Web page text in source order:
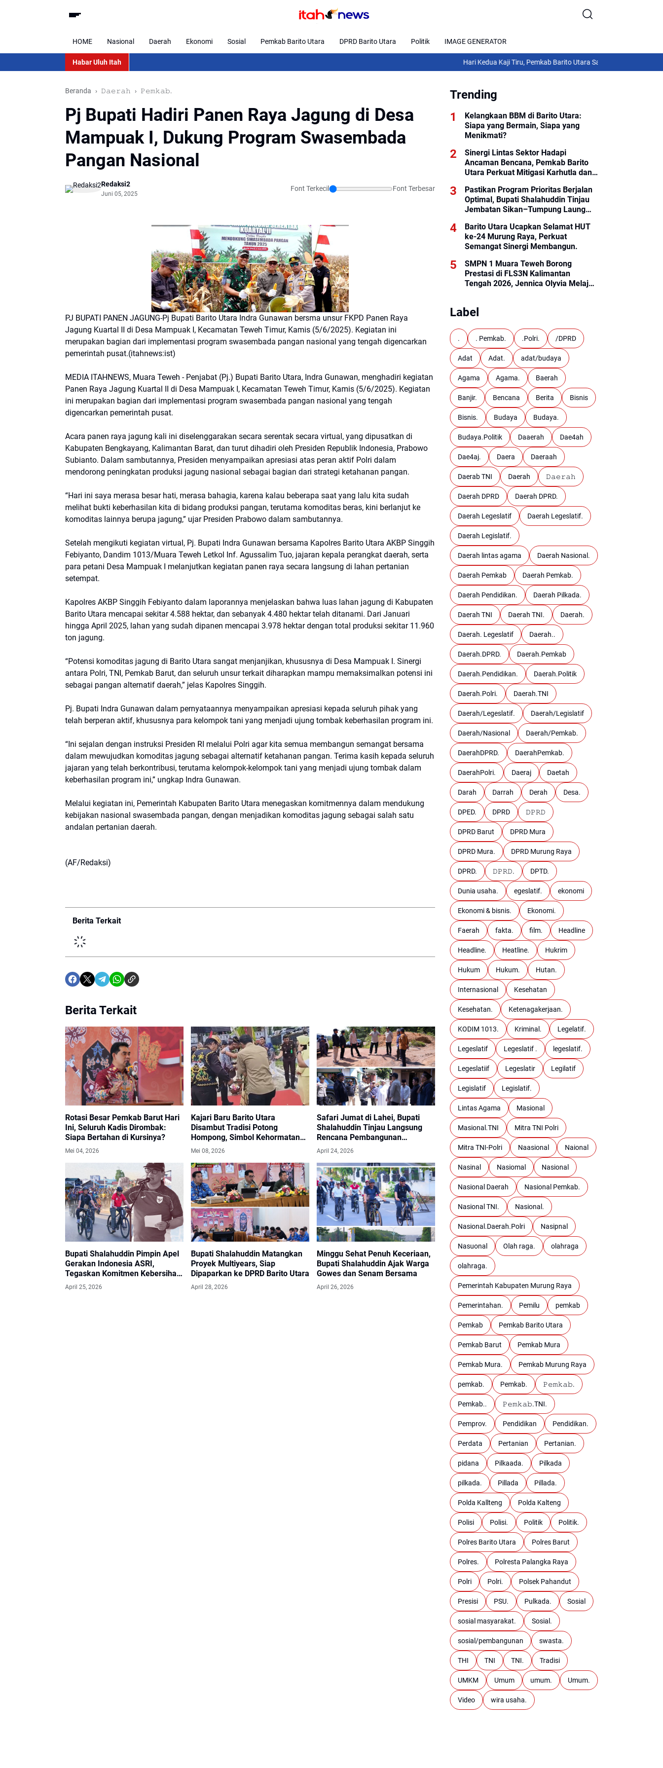
HOME Nasional Daerah Ekonomi Sosial Pemkab Barito Utara DPRD Barito Utara Politik IMAGE GENERATOR
Habar Uluh Itah Hari Kedua Kaji Tiru, Pemkab Barito Utara Sambangi Pemkab Gunung Kidul
Beranda 𝙳𝚊𝚎𝚛𝚊𝚑 𝙿𝚎𝚖𝚔𝚊𝚋.
Pj Bupati Hadiri Panen Raya Jagung di Desa
Mampuak I, Dukung Program Swasembada
Pangan Nasional
Redaksi2
Juni 05, 2025
Font Terkecil Font Terbesar
PJ BUPATI PANEN JAGUNG-Pj Bupati Barito Utara Indra Gunawan bersma unsur FKPD Panen Raya
Jagung Kuartal II di Desa Mampuak I, Kecamatan Teweh Timur, Kamis (5/6/2025). Kegiatan ini
merupakan bagian dari implementasi program swasembada pangan nasional yang tengah digencarkan
pemerintah pusat.(itahnews:ist)
MEDIA ITAHNEWS, Muara Teweh - Penjabat (Pj.) Bupati Barito Utara, Indra Gunawan, menghadiri kegiatan
Panen Raya Jagung Kuartal II di Desa Mampuak I, Kecamatan Teweh Timur, Kamis (5/6/2025). Kegiatan
ini merupakan bagian dari implementasi program swasembada pangan nasional yang tengah
digencarkan pemerintah pusat.
Acara panen raya jagung kali ini diselenggarakan secara serentak secara virtual, yang dipusatkan di
Kabupaten Bengkayang, Kalimantan Barat, dan turut dihadiri oleh Presiden Republik Indonesia, Prabowo
Subianto. Dalam sambutannya, Presiden menyampaikan apresiasi atas peran aktif Polri dalam
mendorong peningkatan produksi jagung nasional sebagai bagian dari strategi ketahanan pangan.
“Hari ini saya merasa besar hati, merasa bahagia, karena kalau beberapa saat yang lalu kita sudah
melihat bukti keberhasilan kita di bidang produksi pangan, terutama komoditas beras, kini berlanjut ke
komoditas lainnya berupa jagung,” ujar Presiden Prabowo dalam sambutannya.
Setelah mengikuti kegiatan virtual, Pj. Bupati Indra Gunawan bersama Kapolres Barito Utara AKBP Singgih
Febiyanto, Dandim 1013/Muara Teweh Letkol Inf. Agussalim Tuo, jajaran kepala perangkat daerah, serta
para petani Desa Mampuak I melanjutkan kegiatan panen raya secara langsung di lahan pertanian
setempat.
Kapolres AKBP Singgih Febiyanto dalam laporannya menjelaskan bahwa luas lahan jagung di Kabupaten
Barito Utara mencapai sekitar 4.588 hektar, dan sebanyak 4.480 hektar telah ditanami. Dari Januari
hingga April 2025, lahan yang sudah dipanen mencapai 3.978 hektar dengan total produksi sekitar 11.960
ton jagung.
“Potensi komoditas jagung di Barito Utara sangat menjanjikan, khususnya di Desa Mampuak I. Sinergi
antara Polri, TNI, Pemkab Barut, dan seluruh unsur terkait diharapkan mampu memaksimalkan potensi ini
sebagai pangan alternatif daerah,” jelas Kapolres Singgih.
Pj. Bupati Indra Gunawan dalam pernyataannya menyampaikan apresiasi kepada seluruh pihak yang
telah berperan aktif, khususnya para kelompok tani yang menjadi ujung tombak keberhasilan program ini.
“Ini sejalan dengan instruksi Presiden RI melalui Polri agar kita semua membangun semangat bersama
dalam mewujudkan komoditas jagung sebagai alternatif ketahanan pangan. Terima kasih kepada seluruh
jajaran yang telah berkontribusi, terutama kelompok-kelompok tani yang menjadi ujung tombak dalam
keberhasilan program ini,” ungkap Indra Gunawan.
Melalui kegiatan ini, Pemerintah Kabupaten Barito Utara menegaskan komitmennya dalam mendukung
kebijakan nasional swasembada pangan, dengan menjadikan komoditas jagung sebagai salah satu
andalan pertanian daerah.
(AF/Redaksi)
Berita Terkait
Berita Terkait
Rotasi Besar Pemkab Barut Hari
Ini, Seluruh Kadis Dirombak:
Siapa Bertahan di Kursinya?
Mei 04, 2026
Kajari Baru Barito Utara
Disambut Tradisi Potong
Hompong, Simbol Kehormatan
dan Harapan Baru.
Mei 08, 2026
Safari Jumat di Lahei, Bupati
Shalahuddin Tinjau Langsung
Rencana Pembangunan
Infrastruktur.
April 24, 2026
Bupati Shalahuddin Pimpin Apel
Gerakan Indonesia ASRI,
Tegaskan Komitmen Kebersihan
Lingkungan
April 25, 2026
Bupati Shalahuddin Matangkan
Proyek Multiyears, Siap
Dipaparkan ke DPRD Barito Utara
April 28, 2026
Minggu Sehat Penuh Keceriaan,
Bupati Shalahuddin Ajak Warga
Gowes dan Senam Bersama
April 26, 2026
Trending
Kelangkaan BBM di Barito Utara:
Siapa yang Bermain, Siapa yang
Menikmati?
Sinergi Lintas Sektor Hadapi
Ancaman Bencana, Pemkab Barito
Utara Perkuat Mitigasi Karhutla dan
Pastikan Program Prioritas Berjalan
Optimal, Bupati Shalahuddin Tinjau
Jembatan Sikan–Tumpung Laung
Barito Utara Ucapkan Selamat HUT
ke-24 Murung Raya, Perkuat
Semangat Sinergi Membangun.
SMPN 1 Muara Teweh Borong
Prestasi di FLS3N Kalimantan
Tengah 2026, Jennica Olyvia Melaju
Label
. . Pemkab. .Polri. /DPRD
Adat Adat. adat/budaya
Agama Agama. Baerah
Banjir. Bencana Berita Bisnis
Bisnis. Budaya Budaya.
Budaya.Politik Daaerah Dae4ah
Dae4aj. Daera Daeraah
Daerab TNI Daerah 𝙳𝚊𝚎𝚛𝚊𝚑
Daerah DPRD Daerah DPRD.
Daerah Legeslatif Daerah Legeslatif.
Daerah Legislatif.
Daerah lintas agama Daerah Nasional.
Daerah Pemkab Daerah Pemkab.
Daerah Pendidikan. Daerah Pilkada.
Daerah TNI Daerah TNI. Daerah.
Daerah. Legeslatif Daerah..
Daerah.DPRD. Daerah.Pemkab
Daerah.Pendidikan. Daerah.Politik
Daerah.Polri. Daerah.TNI
Daerah/Legeslatif. Daerah/Legislatif
Daerah/Nasional Daerah/Pemkab.
DaerahDPRD. DaerahPemkab.
DaerahPolri. Daeraj Daetah
Darah Darrah Derah Desa.
DPED. DPRD 𝙳𝙿𝚁𝙳
DPRD Barut DPRD Mura
DPRD Mura. DPRD Murung Raya
DPRD. 𝙳𝙿𝚁𝙳. DPTD.
Dunia usaha. egeslatif. ekonomi
Ekonomi & bisnis. Ekonomi.
Faerah fakta. film. Headline
Headline. Heatline. Hukrim
Hukum Hukum. Hutan.
Internasional Kesehatan
Kesehatan. Ketenagakerjaan.
KODIM 1013. Kriminal. Legelatif.
Legeslatif Legeslatif . legeslatif.
Legeslatiif Legeslatir Legilatif
Legislatif Legislatif.
Lintas Agama Masional
Masional.TNI Mitra TNI Polri
Mitra TNI-Polri Naasional Naional
Nasinal Nasiomal Nasional
Nasional Daerah Nasional Pemkab.
Nasional TNI. Nasional.
Nasional.Daerah.Polri Nasipnal
Nasuonal Olah raga. olahraga
olahraga.
Pemerintah Kabupaten Murung Raya
Pemerintahan. Pemilu pemkab
Pemkab Pemkab Barito Utara
Pemkab Barut Pemkab Mura
Pemkab Mura. Pemkab Murung Raya
pemkab. Pemkab. 𝙿𝚎𝚖𝚔𝚊𝚋.
Pemkab.. 𝙿𝚎𝚖𝚔𝚊𝚋.TNI.
Pemprov. Pendidikan Pendidikan.
Perdata Pertanian Pertanian.
pidana Pilkaada. Pilkada
pilkada. Pillada Pillada.
Polda Kallteng Polda Kalteng
Polisi Polisi. Politik Politik.
Polres Barito Utara Polres Barut
Polres. Polresta Palangka Raya
Polri Polri. Polsek Pahandut
Presisi PSU. Pulkada. Sosial
sosial masyarakat. Sosial.
sosial/pembangunan swasta.
THI TNI TNI. Tradisi
UMKM Umum umum. Umum.
Video wira usaha.